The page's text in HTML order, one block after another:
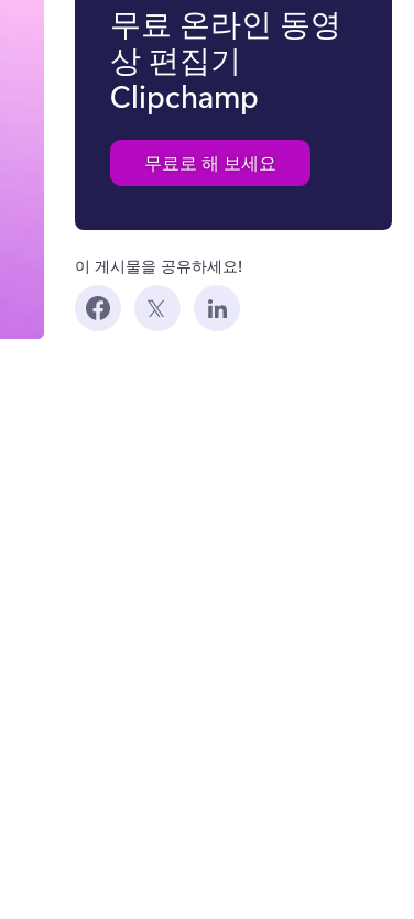
무료 온라인 동영
상 편집기
Clipchamp
무료로 해 보세요
이 게시물을 공유하세요!